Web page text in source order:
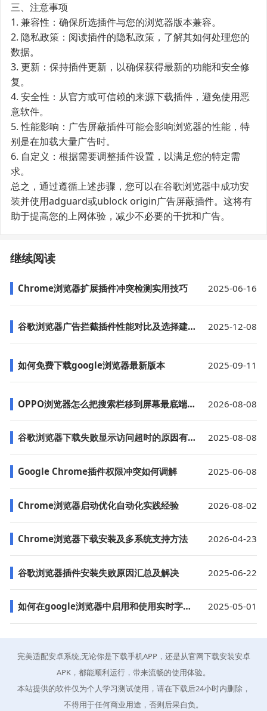
三、注意事项
1. 兼容性：确保所选插件与您的浏览器版本兼容。
2. 隐私政策：阅读插件的隐私政策，了解其如何处理您的
数据。
3. 更新：保持插件更新，以确保获得最新的功能和安全修
复。
4. 安全性：从官方或可信赖的来源下载插件，避免使用恶
意软件。
5. 性能影响：广告屏蔽插件可能会影响浏览器的性能，特
别是在加载大量广告时。
6. 自定义：根据需要调整插件设置，以满足您的特定需
求。
总之，通过遵循上述步骤，您可以在谷歌浏览器中成功安
装并使用adguard或ublock origin广告屏蔽插件。这将有
助于提高您的上网体验，减少不必要的干扰和广告。
继续阅读
Chrome浏览器扩展插件冲突检测实用技巧 2025-06-16
谷歌浏览器广告拦截插件性能对比及选择建议 2025-12-08
如何免费下载google浏览器最新版本 2025-09-11
OPPO浏览器怎么把搜索栏移到屏幕最底端方便大屏单手操 2026-08-08
谷歌浏览器下载失败显示访问超时的原因有哪些 2025-08-08
Google Chrome插件权限冲突如何调解 2025-06-08
Chrome浏览器启动优化自动化实践经验 2026-08-02
Chrome浏览器下载安装及多系统支持方法 2026-04-23
谷歌浏览器插件安装失败原因汇总及解决 2025-06-22
如何在google浏览器中启用和使用实时字幕功能 2025-05-01
完美适配安卓系统,无论你是下载手机APP，还是从官网下载安装安卓
APK，都能顺利运行，带来流畅的使用体验。
本站提供的软件仅为个人学习测试使用，请在下载后24小时内删除，
不得用于任何商业用途，否则后果自负。